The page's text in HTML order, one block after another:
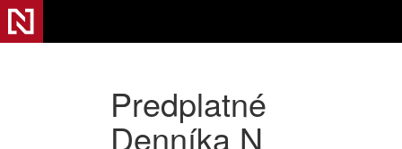
Predplatné
Denníka N